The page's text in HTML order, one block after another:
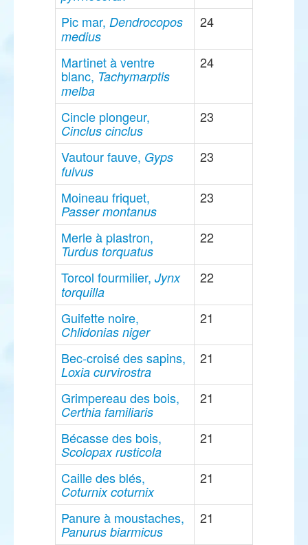
Pic mar, Dendrocopos
medius
24
Martinet à ventre
blanc, Tachymarptis
melba
24
Cincle plongeur,
Cinclus cinclus
23
Vautour fauve, Gyps
fulvus
23
Moineau friquet,
Passer montanus
23
Merle à plastron,
Turdus torquatus
22
Torcol fourmilier, Jynx
torquilla
22
Guifette noire,
Chlidonias niger
21
Bec-croisé des sapins,
Loxia curvirostra
21
Grimpereau des bois,
Certhia familiaris
21
Bécasse des bois,
Scolopax rusticola
21
Caille des blés,
Coturnix coturnix
21
Panure à moustaches,
Panurus biarmicus
21